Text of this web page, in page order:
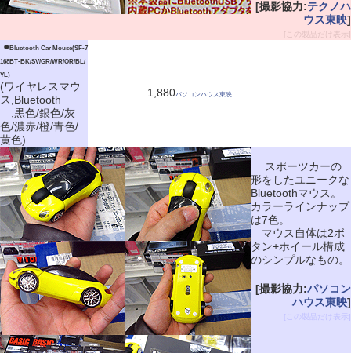
[撮影協力:テクノハ
ウス東映]
[この製品だけ表示]
●Bluetooth Car Mouse(SF-7
168BT-BK/SV/GR/WR/OR/BL/
YL)
(ワイヤレスマウ
ス,Bluetooth
,黒色/銀色/灰
色/濃赤/橙/青色/
黄色)
1,880パソコンハウス東映
スポーツカーの
形をしたユニークな
Bluetoothマウス。
カラーラインナップ
は7色。
マウス自体は2ボ
タン+ホイール構成
のシンプルなもの。
[撮影協力:パソコン
ハウス東映]
[この製品だけ表示]